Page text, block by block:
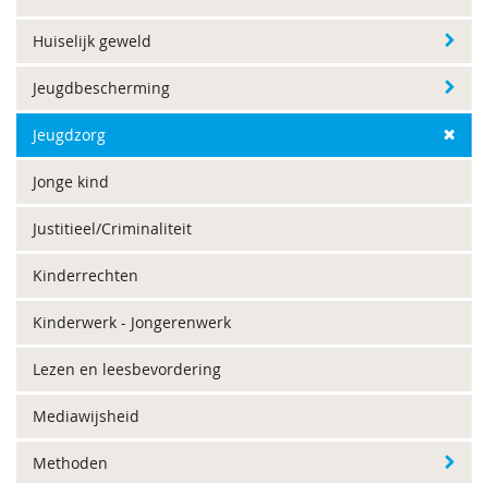
Huiselijk geweld
Jeugdbescherming
Jeugdzorg
Jonge kind
Justitieel/Criminaliteit
Kinderrechten
Kinderwerk - Jongerenwerk
Lezen en leesbevordering
Mediawijsheid
Methoden